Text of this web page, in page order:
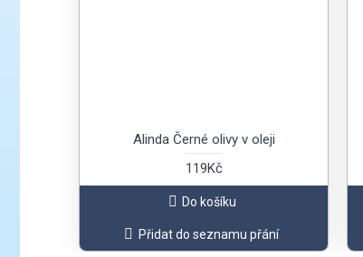
Alinda Černé olivy v oleji
119Kč
Do košíku
Přidat do seznamu přání